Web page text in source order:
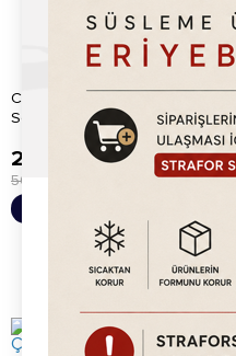
Chocoworld Mango Waffle
Sos 800gr
229.20 TL
500.00